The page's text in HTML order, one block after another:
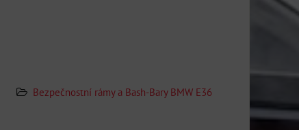
Bezpečnostní rámy a Bash-Bary BMW E36